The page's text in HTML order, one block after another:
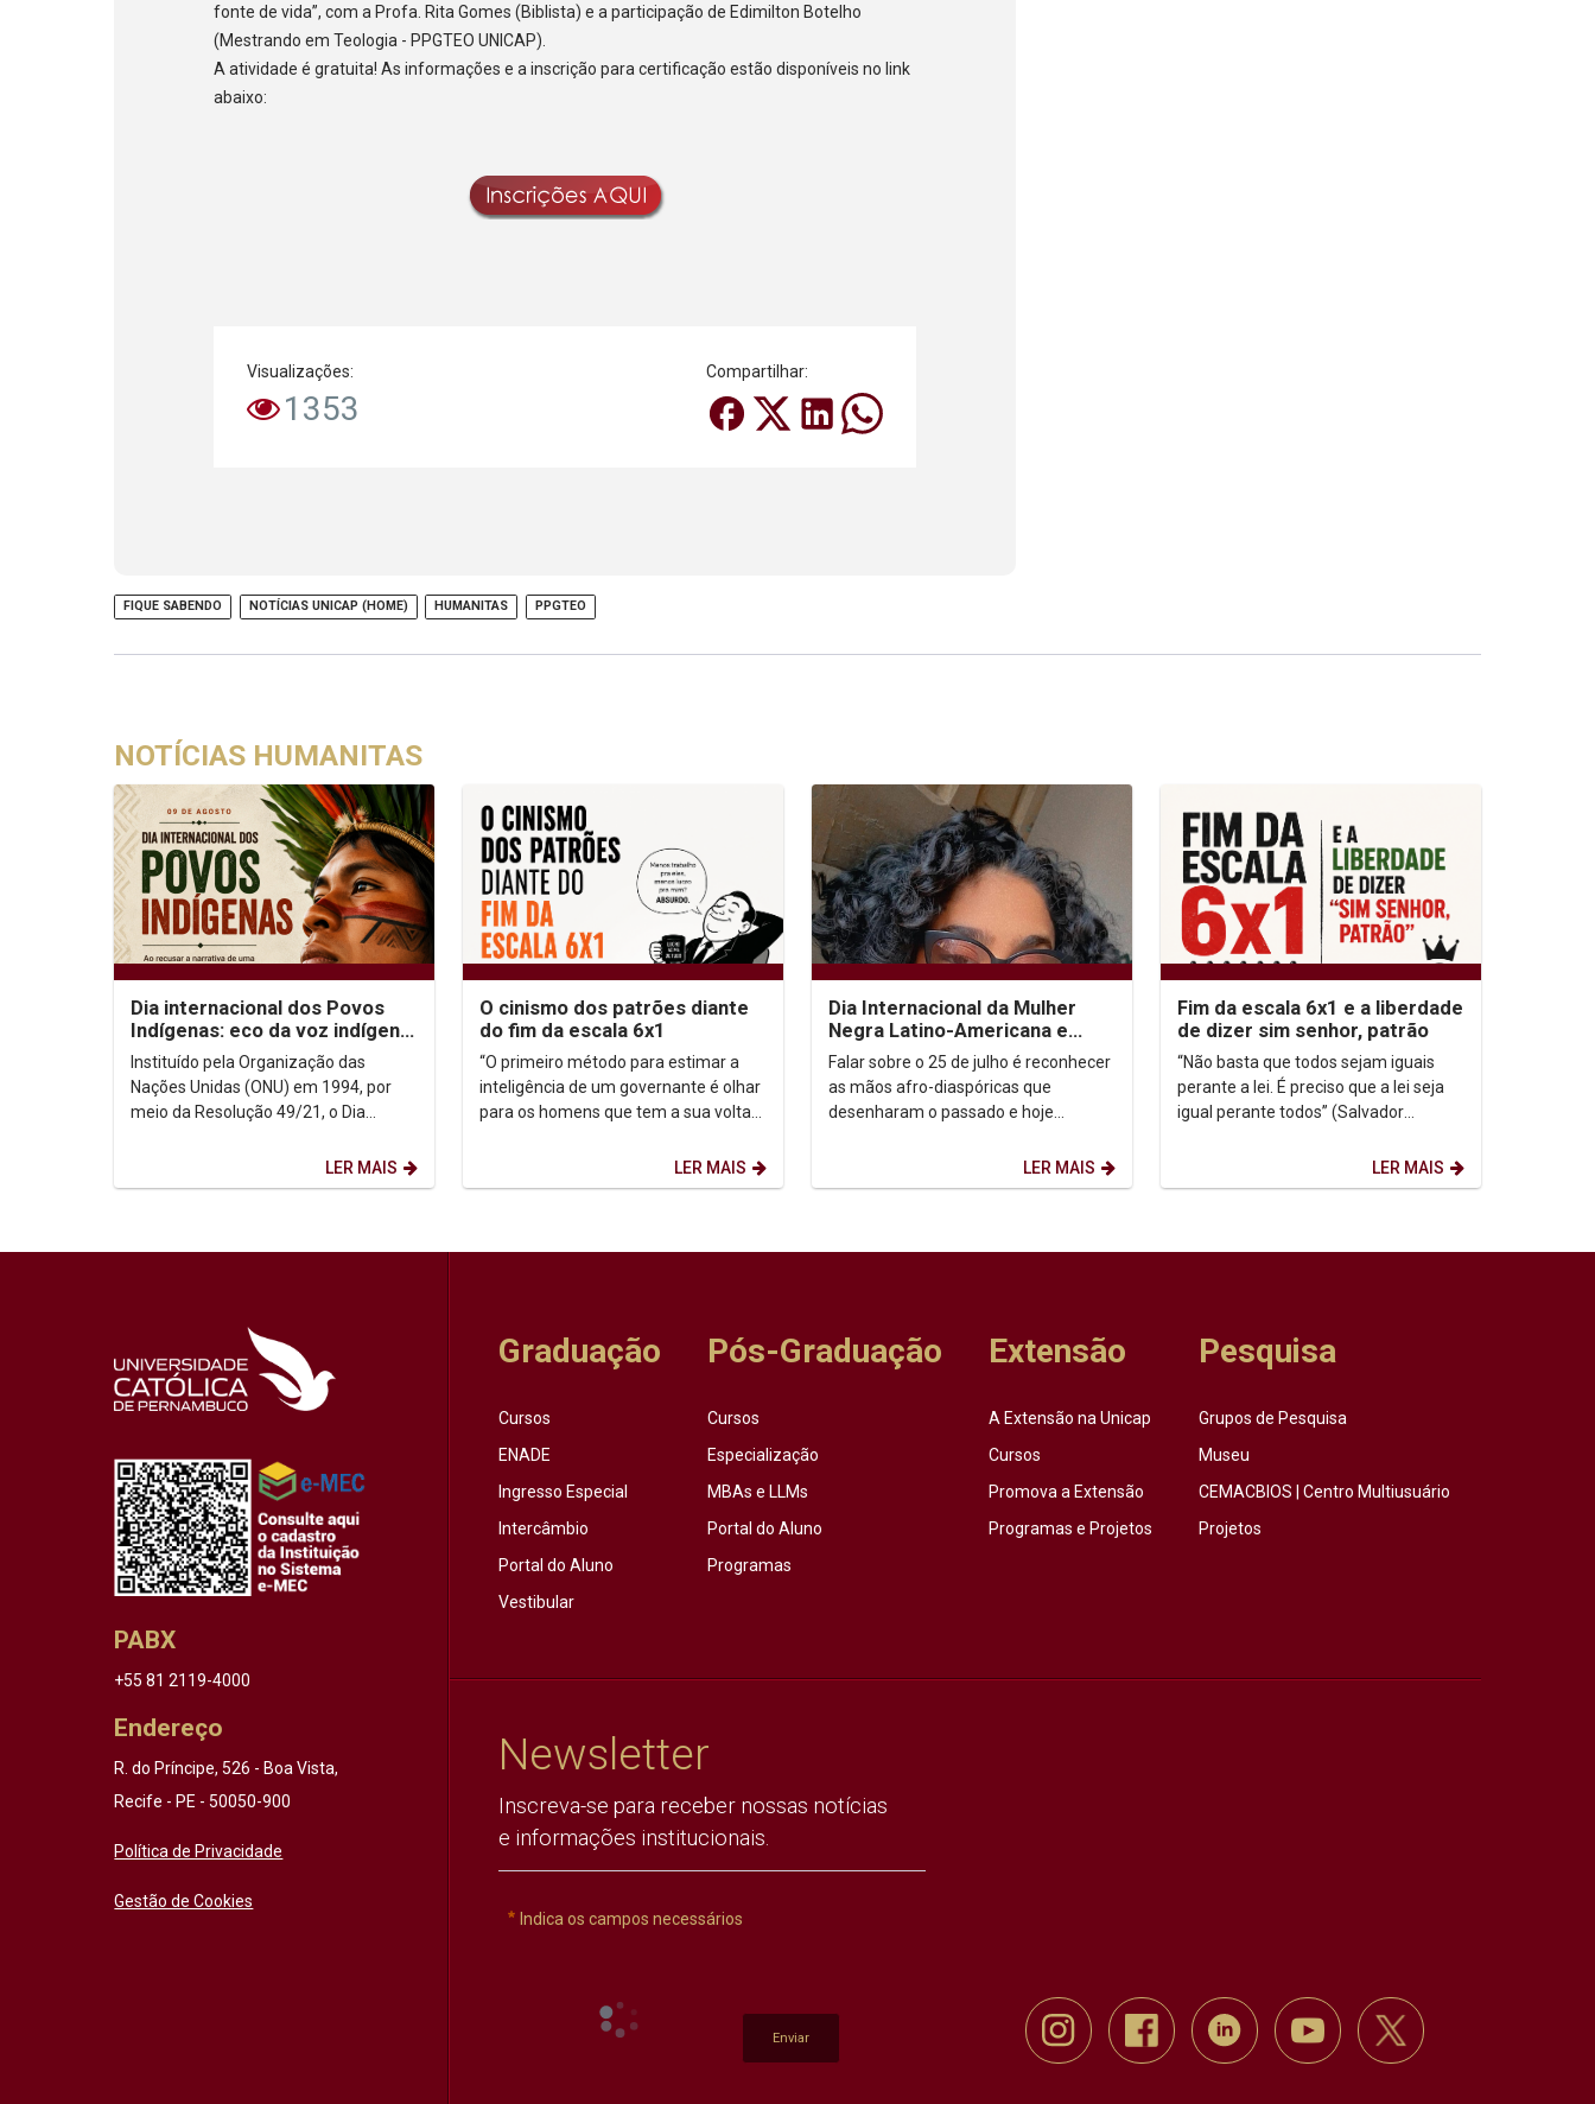
fonte de vida”, com a Profa. Rita Gomes (Biblista) e a participação de Edimilton Botelho
(Mestrando em Teologia - PPGTEO UNICAP).
A atividade é gratuita! As informações e a inscrição para certificação estão disponíveis no link
abaixo:
Visualizações:
1353
Compartilhar:
FIQUE SABENDO NOTÍCIAS UNICAP (HOME) HUMANITAS PPGTEO
NOTÍCIAS HUMANITAS
Dia internacional dos Povos
Indígenas: eco da voz indígena
no contexto urbano
Instituído pela Organização das
Nações Unidas (ONU) em 1994, por
meio da Resolução 49/21, o Dia
de agosto) firma-se como...LER MAIS
O cinismo dos patrões diante
do fim da escala 6x1
“O primeiro método para estimar a
inteligência de um governante é olhar
para os homens que tem a sua volta”.
LER MAIS
Dia Internacional da Mulher
Negra Latino-Americana e
Caribenha
Falar sobre o 25 de julho é reconhecer
as mãos afro-diaspóricas que
desenharam o passado e hoje
LER MAIS
Fim da escala 6x1 e a liberdade
de dizer sim senhor, patrão
“Não basta que todos sejam iguais
perante a lei. É preciso que a lei seja
igual perante todos” (Salvador
LER MAIS
PABX
+55 81 2119-4000
Endereço
R. do Príncipe, 526 - Boa Vista,
Recife - PE - 50050-900
Política de Privacidade
Gestão de Cookies
Graduação
Cursos
ENADE
Ingresso Especial
Intercâmbio
Portal do Aluno
Vestibular
Pós-Graduação
Cursos
Especialização
MBAs e LLMs
Portal do Aluno
Programas
Extensão
A Extensão na Unicap
Cursos
Promova a Extensão
Programas e Projetos
Pesquisa
Grupos de Pesquisa
Museu
CEMACBIOS | Centro Multiusuário
Projetos
Newsletter
Inscreva-se para receber nossas notícias
e informações institucionais.
Indica os campos necessários
Enviar